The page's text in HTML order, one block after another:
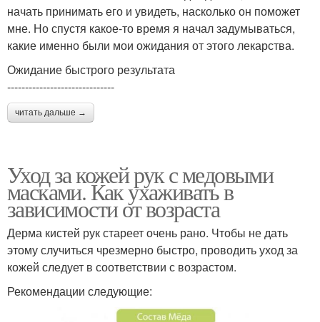
начать принимать его и увидеть, насколько он поможет
мне. Но спустя какое-то время я начал задумываться,
какие именно были мои ожидания от этого лекарства.
Ожидание быстрого результата
------------------------------
читать дальше →
Уход за кожей рук с медовыми
масками. Как ухаживать в
зависимости от возраста
Дерма кистей рук стареет очень рано. Чтобы не дать
этому случиться чрезмерно быстро, проводить уход за
кожей следует в соответствии с возрастом.
Рекомендации следующие: